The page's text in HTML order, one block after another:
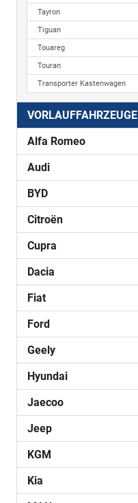
Tayron
Tiguan
Touareg
Touran
Transporter Kastenwagen
VORLAUFFAHRZEUGE
Alfa Romeo
Audi
BYD
Citroën
Cupra
Dacia
Fiat
Ford
Geely
Hyundai
Jaecoo
Jeep
KGM
Kia